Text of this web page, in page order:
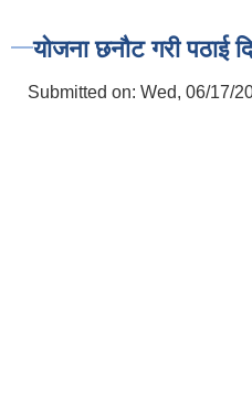
योजना छनौट गरी पठाई
Submitted on: Wed, 06/17/